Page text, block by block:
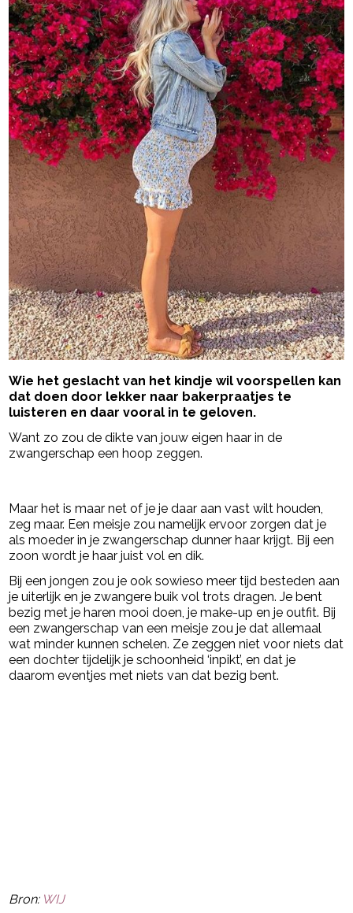
Wie het geslacht van het kindje wil voorspellen kan
dat doen door lekker naar bakerpraatjes te
luisteren en daar vooral in te geloven.
Want zo zou de dikte van jouw eigen haar in de
zwangerschap een hoop zeggen.
Maar het is maar net of je je daar aan vast wilt houden,
zeg maar. Een meisje zou namelijk ervoor zorgen dat je
als moeder in je zwangerschap dunner haar krijgt. Bij een
zoon wordt je haar juist vol en dik.
Bij een jongen zou je ook sowieso meer tijd besteden aan
je uiterlijk en je zwangere buik vol trots dragen. Je bent
bezig met je haren mooi doen, je make-up en je outfit. Bij
een zwangerschap van een meisje zou je dat allemaal
wat minder kunnen schelen. Ze zeggen niet voor niets dat
een dochter tijdelijk je schoonheid ‘inpikt’, en dat je
daarom eventjes met niets van dat bezig bent.
Bron: WIJ